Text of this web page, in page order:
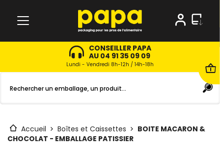
CONSEILLER PAPA
AU 04 91 35 09 09
Lundi - Vendredi 8h-12h / 14h-18h
Accueil Boîtes et Caissettes
BOITE MACARON &
CHOCOLAT - EMBALLAGE PATISSIER